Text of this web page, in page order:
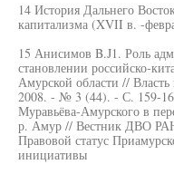
14 История Дальнего
капитализма (XVII в. -
15 Анисимов B.J1. Роль
становлении российско-
Амурской области //
2008. - № 3 (44). - С. 159-
Муравьёва-Амурского в
р. Амур // Вестник ДВО
Правовой статус
инициативы